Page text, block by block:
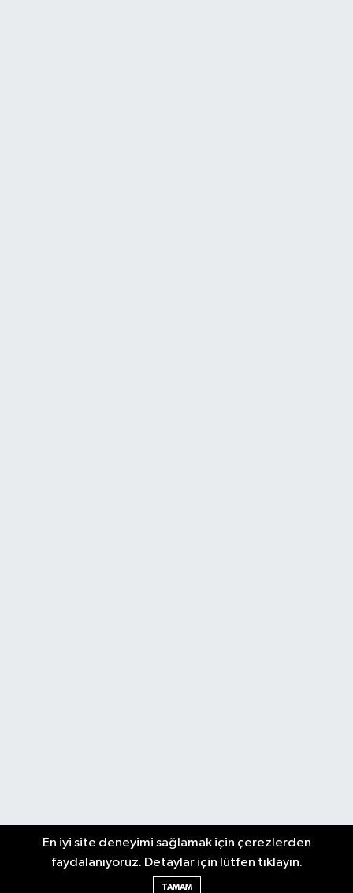
En iyi site deneyimi sağlamak için çerezlerden
faydalanıyoruz. Detaylar için lütfen tıklayın.
TAMAM